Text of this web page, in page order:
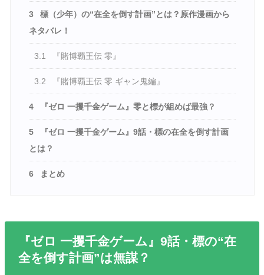
3
標（少年）の“在全を倒す計画”とは？原作漫画から
ネタバレ！
3.1 『賭博覇王伝 零』
3.2 『賭博覇王伝 零 ギャン鬼編』
4 『ゼロ 一攫千金ゲーム』零と標が組めば最強？
5
『ゼロ 一攫千金ゲーム』9話・標の在全を倒す計画
とは？
6 まとめ
『ゼロ 一攫千金ゲーム』9話・標の“在
全を倒す計画”は無謀？